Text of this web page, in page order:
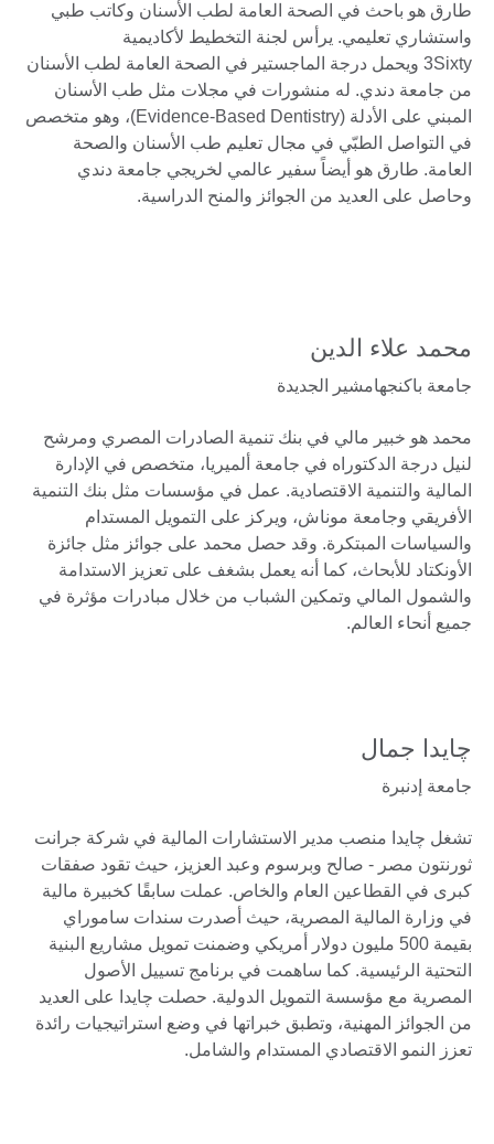
طارق هو باحث في الصحة العامة لطب الأسنان وكاتب طبي
واستشاري تعليمي. يرأس لجنة التخطيط لأكاديمية
3Sixty ويحمل درجة الماجستير في الصحة العامة لطب الأسنان
من جامعة دندي. له منشورات في مجلات مثل طب الأسنان
المبني على الأدلة (Evidence-Based Dentistry)، وهو متخصص
في التواصل الطبّي في مجال تعليم طب الأسنان والصحة
العامة. طارق هو أيضاً سفير عالمي لخريجي جامعة دندي
وحاصل على العديد من الجوائز والمنح الدراسية.
محمد علاء الدين
جامعة باكنجهامشير الجديدة
محمد هو خبير مالي في بنك تنمية الصادرات المصري ومرشح
لنيل درجة الدكتوراه في جامعة ألميريا، متخصص في الإدارة
المالية والتنمية الاقتصادية. عمل في مؤسسات مثل بنك التنمية
الأفريقي وجامعة موناش، ويركز على التمويل المستدام
والسياسات المبتكرة. وقد حصل محمد على جوائز مثل جائزة
الأونكتاد للأبحاث، كما أنه يعمل بشغف على تعزيز الاستدامة
والشمول المالي وتمكين الشباب من خلال مبادرات مؤثرة في
جميع أنحاء العالم.
چايدا جمال
جامعة إدنبرة
تشغل چايدا منصب مدير الاستشارات المالية في شركة جرانت
ثورنتون مصر - صالح وبرسوم وعبد العزيز، حيث تقود صفقات
كبرى في القطاعين العام والخاص. عملت سابقًا كخبيرة مالية
في وزارة المالية المصرية، حيث أصدرت سندات ساموراي
بقيمة 500 مليون دولار أمريكي وضمنت تمويل مشاريع البنية
التحتية الرئيسية. كما ساهمت في برنامج تسييل الأصول
المصرية مع مؤسسة التمويل الدولية. حصلت چايدا على العديد
من الجوائز المهنية، وتطبق خبراتها في وضع استراتيجيات رائدة
تعزز النمو الاقتصادي المستدام والشامل.